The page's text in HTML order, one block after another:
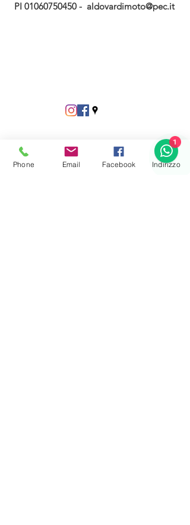
PI 01060750450 - aldovardimoto@pec.it
Phone Email Facebook Indirizzo
1